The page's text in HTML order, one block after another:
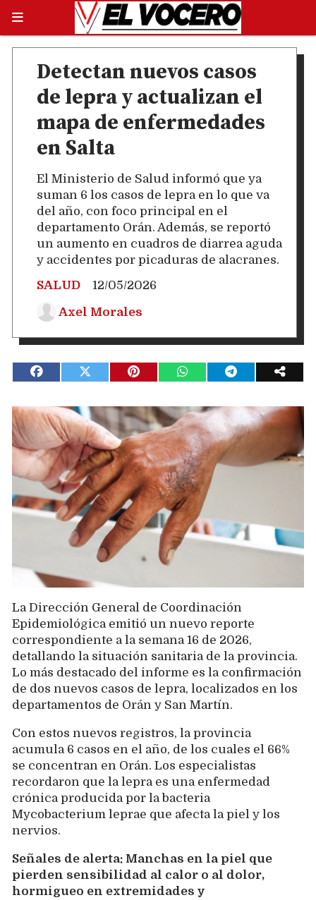
Detectan nuevos casos
de lepra y actualizan el
mapa de enfermedades
en Salta
El Ministerio de Salud informó que ya
suman 6 los casos de lepra en lo que va
del año, con foco principal en el
departamento Orán. Además, se reportó
un aumento en cuadros de diarrea aguda
y accidentes por picaduras de alacranes.
SALUD
12/05/2026
Axel Morales
La Dirección General de Coordinación
Epidemiológica emitió un nuevo reporte
correspondiente a la semana 16 de 2026,
detallando la situación sanitaria de la provincia.
Lo más destacado del informe es la confirmación
de dos nuevos casos de lepra, localizados en los
departamentos de Orán y San Martín.
Con estos nuevos registros, la provincia
acumula 6 casos en el año, de los cuales el 66%
se concentran en Orán. Los especialistas
recordaron que la lepra es una enfermedad
crónica producida por la bacteria
Mycobacterium leprae que afecta la piel y los
nervios.
Señales de alerta: Manchas en la piel que
pierden sensibilidad al calor o al dolor,
hormigueo en extremidades y